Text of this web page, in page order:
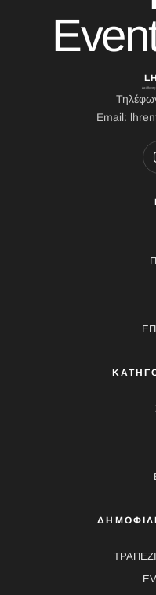
Email: